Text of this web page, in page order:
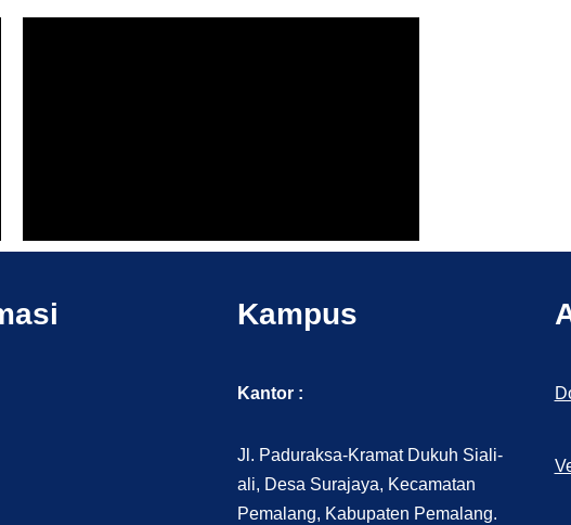
Kampus
Kantor :
Jl. Paduraksa-Kramat Dukuh Siali-
ali, Desa Surajaya, Kecamatan
Pemalang, Kabupaten Pemalang.